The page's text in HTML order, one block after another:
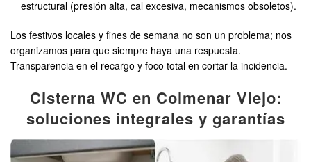
estructural (presión alta, cal excesiva, mecanismos obsoletos).
Los festivos locales y fines de semana no son un problema; nos
organizamos para que siempre haya una respuesta.
Transparencia en el recargo y foco total en cortar la incidencia.
Cisterna WC en Colmenar Viejo:
soluciones integrales y garantías